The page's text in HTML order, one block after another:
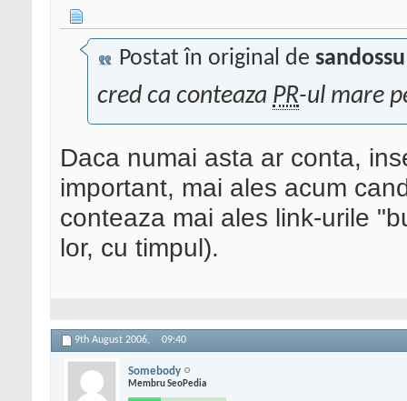
Postat în original de sandossu
cred ca conteaza PR-ul mare
Daca numai asta ar conta,
important, mai ales acum
conteaza mai ales link-urile
lor, cu timpul).
9th August 2006, 09:40
Somebody
Membru SeoPedia